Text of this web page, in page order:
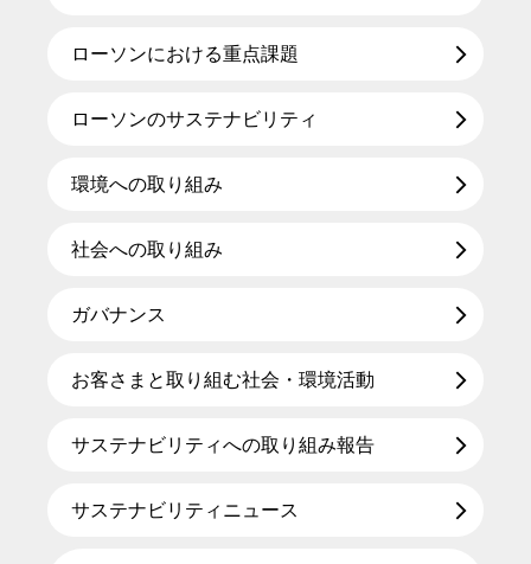
ローソンにおける重点課題
ローソンのサステナビリティ
環境への取り組み
社会への取り組み
ガバナンス
お客さまと取り組む社会・環境活動
サステナビリティへの取り組み報告
サステナビリティニュース